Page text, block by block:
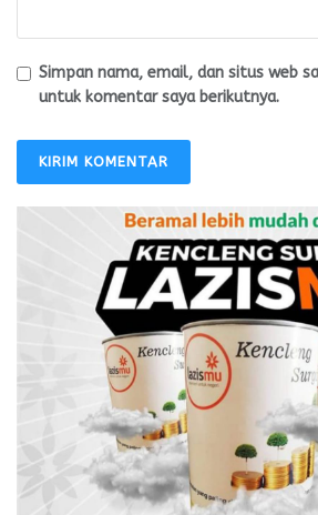
Simpan nama, email, dan situs web
untuk komentar saya berikutnya.